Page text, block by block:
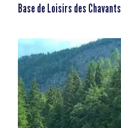
Base de Loisirs des Chavants